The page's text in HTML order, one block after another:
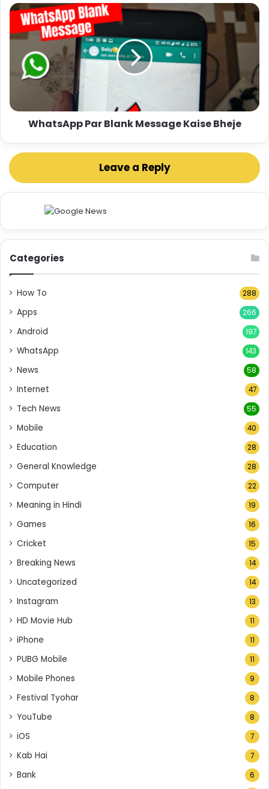
WhatsApp Par Blank Message Kaise Bheje
Leave a Reply
Categories
How To 288
Apps 266
Android 197
WhatsApp 143
News 58
Internet 47
Tech News 55
Mobile 40
Education 28
General Knowledge 28
Computer 22
Meaning in Hindi 19
Games 16
Cricket 15
Breaking News 14
Uncategorized 14
Instagram 13
HD Movie Hub 11
iPhone 11
PUBG Mobile 11
Mobile Phones 9
Festival Tyohar 8
YouTube 8
iOS 7
Kab Hai 7
Bank 6